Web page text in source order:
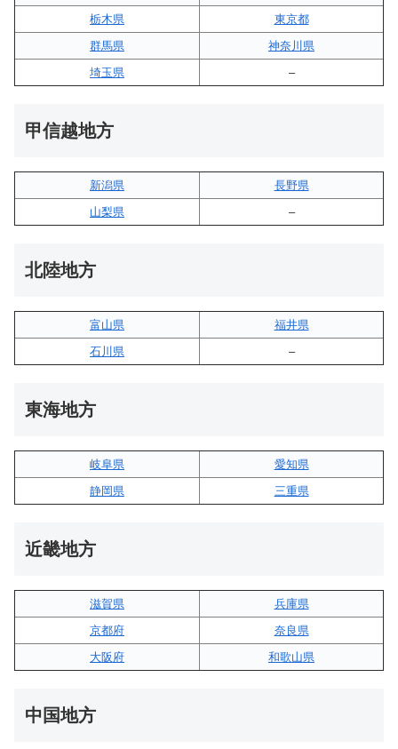
栃木県
東京都
群馬県
神奈川県
埼玉県
–
甲信越地方
新潟県
長野県
山梨県
–
北陸地方
富山県
福井県
石川県
–
東海地方
岐阜県
愛知県
静岡県
三重県
近畿地方
滋賀県
兵庫県
京都府
奈良県
大阪府
和歌山県
中国地方